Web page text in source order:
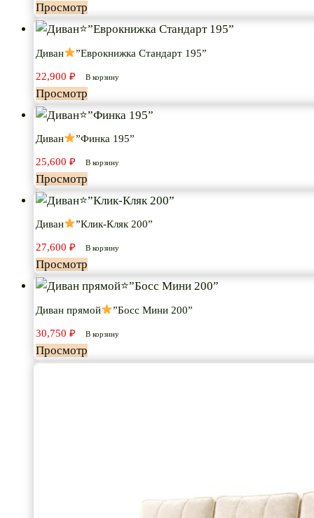
Просмотр
Диван ”Еврокнижка Стандарт 195”
22,900 ₽ В корзину
Просмотр
Диван ”Финка 195”
25,600 ₽ В корзину
Просмотр
Диван ”Клик-Кляк 200”
27,600 ₽ В корзину
Просмотр
Диван прямой ”Босс Мини 200”
30,750 ₽ В корзину
Просмотр